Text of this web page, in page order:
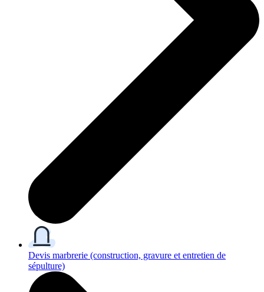
Devis marbrerie (construction, gravure et entretien de
sépulture)